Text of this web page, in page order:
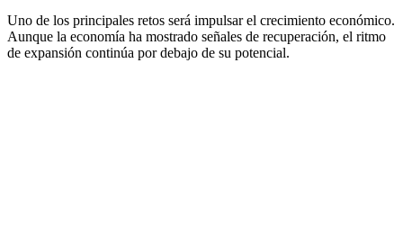
Uno de los principales retos será impulsar el crecimiento económico.
Aunque la economía ha mostrado señales de recuperación, el ritmo
de expansión continúa por debajo de su potencial.